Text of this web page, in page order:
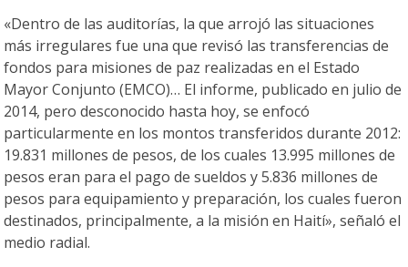
«Dentro de las auditorías, la que arrojó las situaciones
más irregulares fue una que revisó las transferencias de
fondos para misiones de paz realizadas en el Estado
Mayor Conjunto (EMCO)… El informe, publicado en julio de
2014, pero desconocido hasta hoy, se enfocó
particularmente en los montos transferidos durante 2012:
19.831 millones de pesos, de los cuales 13.995 millones de
pesos eran para el pago de sueldos y 5.836 millones de
pesos para equipamiento y preparación, los cuales fueron
destinados, principalmente, a la misión en Haití», señaló el
medio radial.